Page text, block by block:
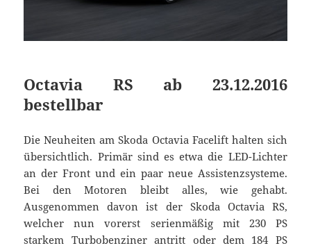
Octavia RS ab 23.12.2016
bestellbar
Die Neuheiten am Skoda Octavia Facelift halten sich
übersichtlich. Primär sind es etwa die LED-Lichter
an der Front und ein paar neue Assistenzsysteme.
Bei den Motoren bleibt alles, wie gehabt.
Ausgenommen davon ist der Skoda Octavia RS,
welcher nun vorerst serienmäßig mit 230 PS
starkem Turbobenziner antritt oder dem 184 PS